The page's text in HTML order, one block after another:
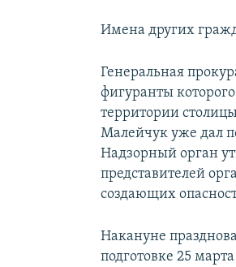
Имена других
Генеральная
фигуранты
территории
Малейчук уже дал
Надзорный орган
представителей
создающих
Накануне
подготовке 25